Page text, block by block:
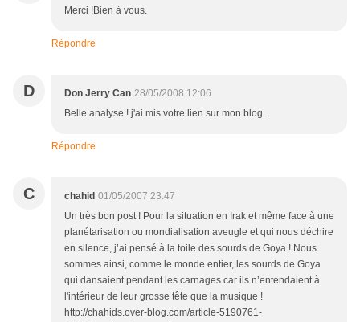
Merci !Bien à vous.
Répondre
D Don Jerry Can 28/05/2008 12:06
Belle analyse ! j'ai mis votre lien sur mon blog.
Répondre
C chahid 01/05/2007 23:47
Un très bon post ! Pour la situation en Irak et même face à une
planétarisation ou mondialisation aveugle et qui nous déchire
en silence, j’ai pensé à la toile des sourds de Goya ! Nous
sommes ainsi, comme le monde entier, les sourds de Goya
qui dansaient pendant les carnages car ils n’entendaient à
l'intérieur de leur grosse tête que la musique !
http://chahids.over-blog.com/article-5190761-